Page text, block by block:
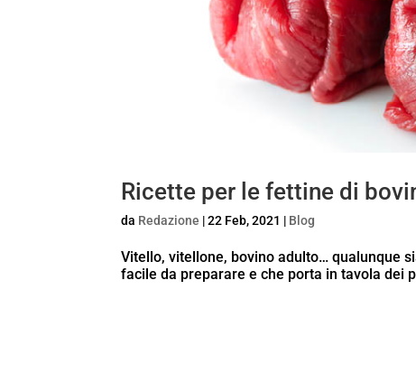
Ricette per le fettine di
da Redazione |22 Feb, 2021 | Blog
Vitello, vitellone, bovino adulto… qualunque
facile da preparare e che porta in tavola dei